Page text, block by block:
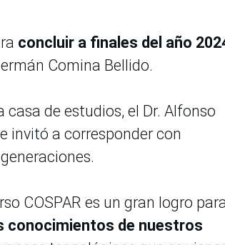
concluir a finales del año
Comina Bellido.
de estudios, el Dr. Alfonso
invitó a corresponder con
COSPAR es un gran logro
conocimientos de nuestros